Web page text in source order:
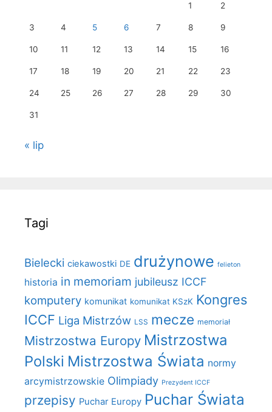
1 2
3 4 5 6 7 8 9
10 11 12 13 14 15 16
17 18 19 20 21 22 23
24 25 26 27 28 29 30
31
« lip
Tagi
Bielecki ciekawostki DE drużynowe felieton
historia in memoriam jubileusz ICCF
komputery komunikat komunikat KSzK Kongres
ICCF Liga Mistrzów LSS mecze memoriał
Mistrzostwa Europy Mistrzostwa
Polski Mistrzostwa Świata normy
arcymistrzowskie Olimpiady Prezydent ICCF
przepisy Puchar Europy Puchar Świata